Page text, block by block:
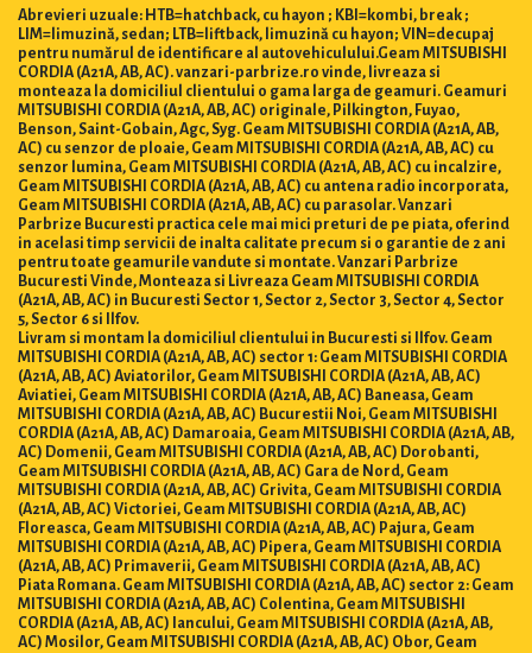
Abrevieri uzuale: HTB=hatchback, cu hayon ; KBI=kombi, break ;
LIM=limuzină, sedan; LTB=liftback, limuzină cu hayon; VIN=decupaj
pentru numărul de identificare al autovehiculului.Geam MITSUBISHI
CORDIA (A21A, AB, AC). vanzari-parbrize.ro vinde, livreaza si
monteaza la domiciliul clientului o gama larga de geamuri. Geamuri
MITSUBISHI CORDIA (A21A, AB, AC) originale, Pilkington, Fuyao,
Benson, Saint-Gobain, Agc, Syg. Geam MITSUBISHI CORDIA (A21A, AB,
AC) cu senzor de ploaie, Geam MITSUBISHI CORDIA (A21A, AB, AC) cu
senzor lumina, Geam MITSUBISHI CORDIA (A21A, AB, AC) cu incalzire,
Geam MITSUBISHI CORDIA (A21A, AB, AC) cu antena radio incorporata,
Geam MITSUBISHI CORDIA (A21A, AB, AC) cu parasolar. Vanzari
Parbrize Bucuresti practica cele mai mici preturi de pe piata, oferind
in acelasi timp servicii de inalta calitate precum si o garantie de 2 ani
pentru toate geamurile vandute si montate. Vanzari Parbrize
Bucuresti Vinde, Monteaza si Livreaza Geam MITSUBISHI CORDIA
(A21A, AB, AC) in Bucuresti Sector 1, Sector 2, Sector 3, Sector 4, Sector
5, Sector 6 si Ilfov.
Livram si montam la domiciliul clientului in Bucuresti si Ilfov. Geam
MITSUBISHI CORDIA (A21A, AB, AC) sector 1: Geam MITSUBISHI CORDIA
(A21A, AB, AC) Aviatorilor, Geam MITSUBISHI CORDIA (A21A, AB, AC)
Aviatiei, Geam MITSUBISHI CORDIA (A21A, AB, AC) Baneasa, Geam
MITSUBISHI CORDIA (A21A, AB, AC) Bucurestii Noi, Geam MITSUBISHI
CORDIA (A21A, AB, AC) Damaroaia, Geam MITSUBISHI CORDIA (A21A, AB,
AC) Domenii, Geam MITSUBISHI CORDIA (A21A, AB, AC) Dorobanti,
Geam MITSUBISHI CORDIA (A21A, AB, AC) Gara de Nord, Geam
MITSUBISHI CORDIA (A21A, AB, AC) Grivita, Geam MITSUBISHI CORDIA
(A21A, AB, AC) Victoriei, Geam MITSUBISHI CORDIA (A21A, AB, AC)
Floreasca, Geam MITSUBISHI CORDIA (A21A, AB, AC) Pajura, Geam
MITSUBISHI CORDIA (A21A, AB, AC) Pipera, Geam MITSUBISHI CORDIA
(A21A, AB, AC) Primaverii, Geam MITSUBISHI CORDIA (A21A, AB, AC)
Piata Romana. Geam MITSUBISHI CORDIA (A21A, AB, AC) sector 2: Geam
MITSUBISHI CORDIA (A21A, AB, AC) Colentina, Geam MITSUBISHI
CORDIA (A21A, AB, AC) Iancului, Geam MITSUBISHI CORDIA (A21A, AB,
AC) Mosilor, Geam MITSUBISHI CORDIA (A21A, AB, AC) Obor, Geam